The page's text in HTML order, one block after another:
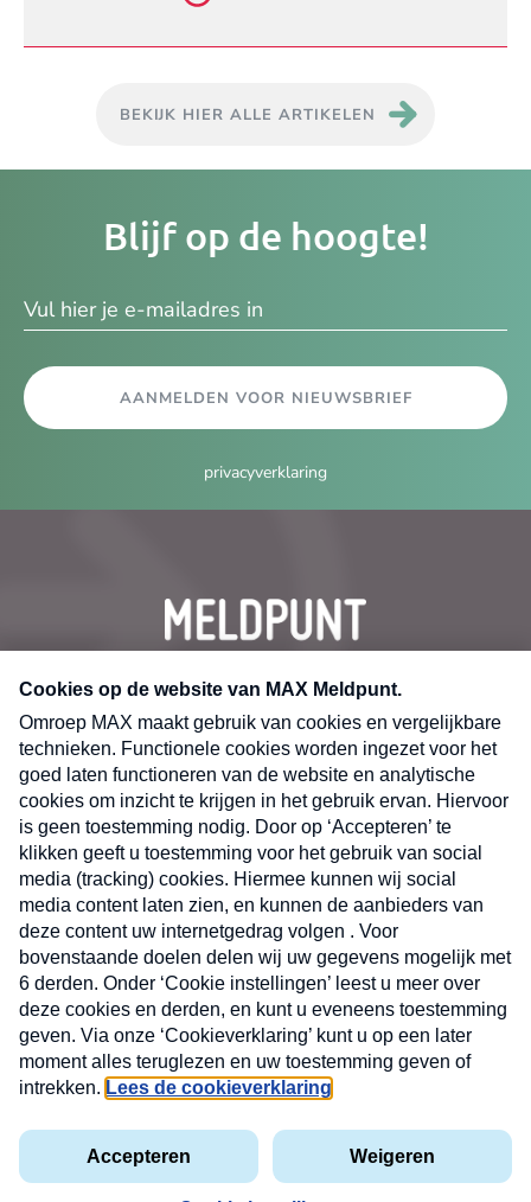
BEKIJK HIER ALLE ARTIKELEN
Blijf op de hoogte!
AANMELDEN VOOR NIEUWSBRIEF
privacyverklaring
CONTACT
Volg ons op
MAX
Cookieverklaring
Kwetsbaarheid
X
Nieuwsbrief
Neem hier een gratis abonnement op de MAX
Consumenten nieuwsbrief. Elke maandag en
donderdag in uw mailbox.
e-
VOOR
privacyverklaring